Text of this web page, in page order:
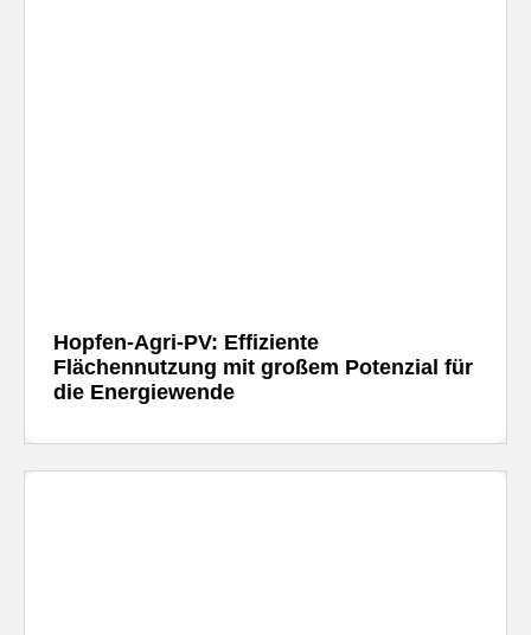
Hopfen-Agri-PV: Effiziente
Flächennutzung mit großem Potenzial für
die Energiewende